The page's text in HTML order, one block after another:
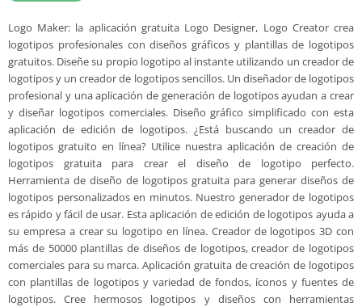
Logo Maker: la aplicación gratuita Logo Designer, Logo Creator crea
logotipos profesionales con diseños gráficos y plantillas de logotipos
gratuitos. Diseñe su propio logotipo al instante utilizando un creador de
logotipos y un creador de logotipos sencillos. Un diseñador de logotipos
profesional y una aplicación de generación de logotipos ayudan a crear
y diseñar logotipos comerciales. Diseño gráfico simplificado con esta
aplicación de edición de logotipos. ¿Está buscando un creador de
logotipos gratuito en línea? Utilice nuestra aplicación de creación de
logotipos gratuita para crear el diseño de logotipo perfecto.
Herramienta de diseño de logotipos gratuita para generar diseños de
logotipos personalizados en minutos. Nuestro generador de logotipos
es rápido y fácil de usar. Esta aplicación de edición de logotipos ayuda a
su empresa a crear su logotipo en línea. Creador de logotipos 3D con
más de 50000 plantillas de diseños de logotipos, creador de logotipos
comerciales para su marca. Aplicación gratuita de creación de logotipos
con plantillas de logotipos y variedad de fondos, íconos y fuentes de
logotipos. Cree hermosos logotipos y diseños con herramientas